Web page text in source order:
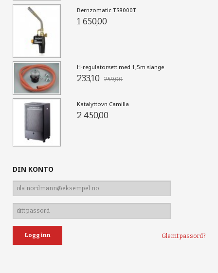
Bernzomatic TS8000T
1 650,00
H-regulatorsett med 1,5m slange
233,10 259,00
Katalyttovn Camilla
2 450,00
DIN KONTO
Glemt passord?